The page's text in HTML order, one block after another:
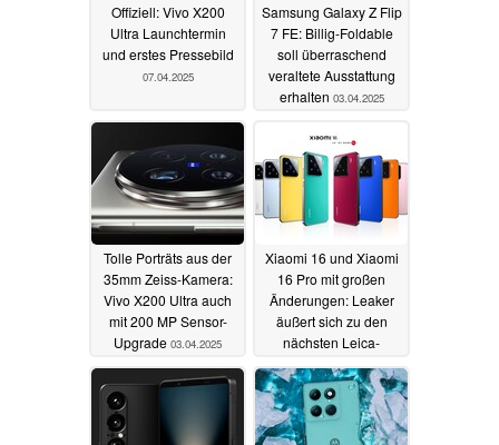
Offiziell: Vivo X200
Ultra Launchtermin
und erstes Pressebild
07.04.2025
Samsung Galaxy Z Flip
7 FE: Billig-Foldable
soll überraschend
veraltete Ausstattung
erhalten 03.04.2025
Tolle Porträts aus der
35mm Zeiss-Kamera:
Vivo X200 Ultra auch
mit 200 MP Sensor-
Upgrade 03.04.2025
Xiaomi 16 und Xiaomi
16 Pro mit großen
Änderungen: Leaker
äußert sich zu den
nächsten Leica-
02.04.2025